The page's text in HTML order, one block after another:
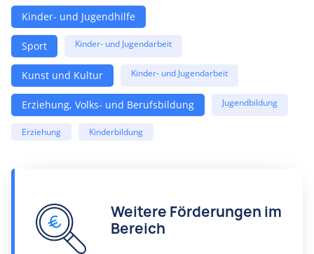
Kinder- und Jugendhilfe
Sport Kinder- und Jugendarbeit
Kunst und Kultur Kinder- und Jugendarbeit
Erziehung, Volks- und Berufsbildung Jugendbildung
Erziehung Kinderbildung
Weitere Förderungen im
Bereich